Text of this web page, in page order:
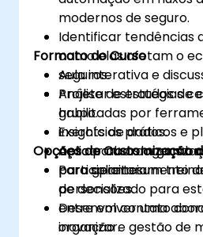
modernos de seguro.
Identificar tendências
como elas afetam o
seguros.
Projetar estratégias
habilitadas por
insights de dados.
Aplicar abordagens
para gerenciamento
de decisões.
Desenvolver uma
inovação e gestão de
Formato do Curso
Aula interativa e
Análise de estudos de
grupo.
Exercícios práticos e
ação para as
participantes.
Opções de Customização
Para solicitar um
personalizado para
entre em contato
organizar.